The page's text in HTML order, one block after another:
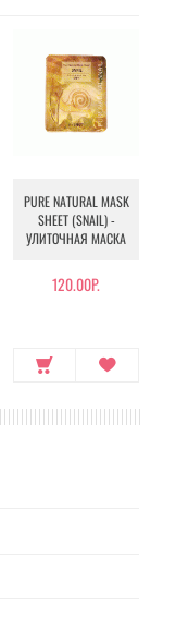
PURE NATURAL MASK
SHEET (SNAIL) -
УЛИТОЧНАЯ МАСКА
120.00Р.